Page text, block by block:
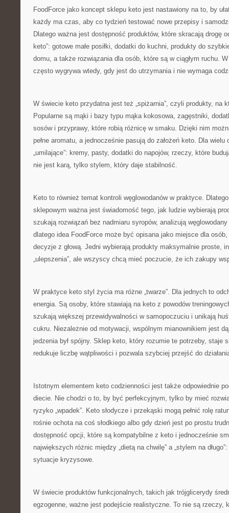
FoodForce jako koncept sklepu keto jest nastawiony na to, by
każdy ma czas, aby co tydzień testować nowe przepisy i
Dlatego ważna jest dostępność produktów, które skracają drogę
keto”: gotowe małe posiłki, dodatki do kuchni, produkty do
domu, a także rozwiązania dla osób, które są w ciągłym ruchu.
często wygrywa wtedy, gdy jest do utrzymania i nie wymaga
W świecie keto przydatna jest też „spiżarnia”, czyli produkty, na
Popularne są mąki i bazy typu mąka kokosowa, zagęstniki,
sosów i przyprawy, które robią różnicę w smaku. Dzięki nim
pełne aromatu, a jednocześnie pasują do założeń keto. Dla
„umilające”: kremy, pasty, dodatki do napojów, rzeczy, które
nie jest karą, tylko stylem, który daje stabilność.
Keto to również temat kontroli węglowodanów w praktyce.
sklepowym ważna jest świadomość tego, jak ludzie wybierają
szukają rozwiązań bez nadmiaru syropów, analizują
dlatego idea FoodForce może być opisana jako miejsce dla
decyzje z głową. Jedni wybierają produkty maksymalnie proste,
„ulepszenia”, ale wszyscy chcą mieć poczucie, że ich zakupy
W praktyce keto styl życia ma różne „twarze”. Dla jednych to
energia. Są osoby, które stawiają na keto z powodów
szukają większej przewidywalności w samopoczuciu i unikają
cukru. Niezależnie od motywacji, wspólnym mianownikiem jest
jedzenia był spójny. Sklep keto, który rozumie te potrzeby, staje
redukuje liczbę wątpliwości i pozwala szybciej przejść do
Istotnym elementem keto codzienności jest także odpowiednie
diecie. Nie chodzi o to, by być perfekcyjnym, tylko by mieć
ryzyko „wpadek”. Keto słodycze i przekąski mogą pełnić rolę
rośnie ochota na coś słodkiego albo gdy dzień jest po prostu
dostępność opcji, które są kompatybilne z keto i jednocześnie
największych różnic między „dietą na chwilę” a „stylem na
sytuacje kryzysowe.
W świecie produktów funkcjonalnych, takich jak trójglicerydy
egzogenne, ważne jest podejście realistyczne. To nie są rzeczy,